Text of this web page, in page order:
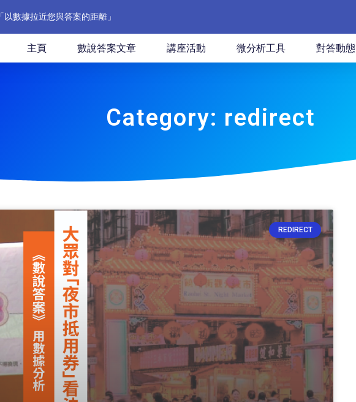
「以數據拉近您與答案的距離」
主頁 數說答案文章 講座活動 微分析工具 對答動態
Category: redirect
REDIRECT